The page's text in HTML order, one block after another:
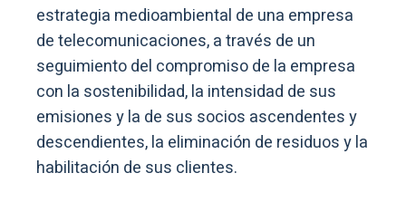
estrategia medioambiental de una empresa
de telecomunicaciones, a través de un
seguimiento del compromiso de la empresa
con la sostenibilidad, la intensidad de sus
emisiones y la de sus socios ascendentes y
descendientes, la eliminación de residuos y la
habilitación de sus clientes.